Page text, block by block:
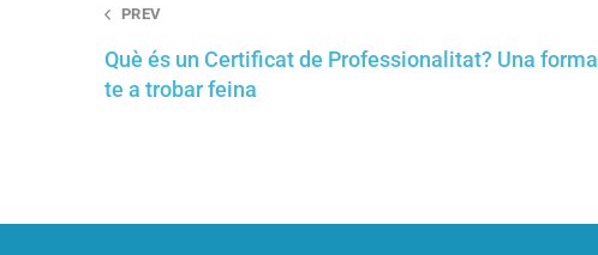
Post
navigation
PREV
Què és un Certificat de Professionalitat? Una
te a trobar feina